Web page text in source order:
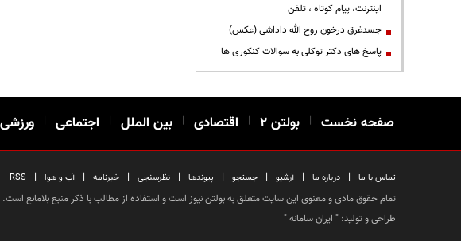
اینترنت، پیام کوتاه ، تلفن
جسدغرق درخون روح الله داداشی (عکس)
پاسخ های دکتر توکلی به سوالات کنکوری ها
صفحه نخست | بولتن ۲ | اقتصادی | بین الملل | اجتماعی | ورزشی
تماس با ما | درباره ما | آرشیو | جستجو | پیوندها | نظرسنجی | خبرنامه | آب و هوا |
RSS
تمام حقوق مادی و معنوی این سایت متعلق به بولتن نیوز است و استفاده از مطالب با ذکر منبع بلامانع است.
طراحی و تولید: " ایران سامانه"